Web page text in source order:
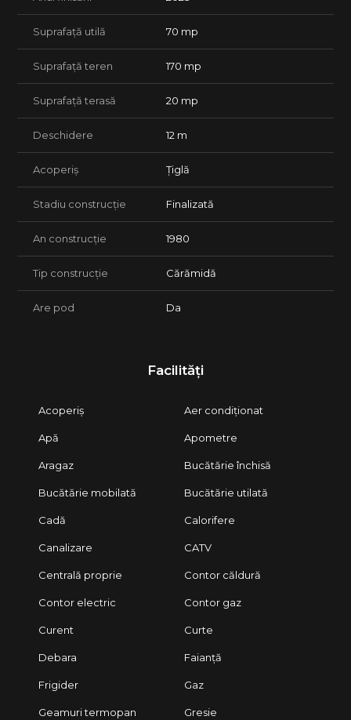
Suprafață utilă 70 mp
Suprafață teren 170 mp
Suprafață terasă 20 mp
Deschidere 12 m
Acoperiș Țiglă
Stadiu construcție Finalizată
An construcție 1980
Tip construcție Cărămidă
Are pod Da
Facilități
Acoperiș Aer condiționat
Apă Apometre
Aragaz Bucătărie închisă
Bucătărie mobilată Bucătărie utilată
Cadă Calorifere
Canalizare CATV
Centrală proprie Contor căldură
Contor electric Contor gaz
Curent Curte
Debara Faianță
Frigider Gaz
Geamuri termopan Gresie